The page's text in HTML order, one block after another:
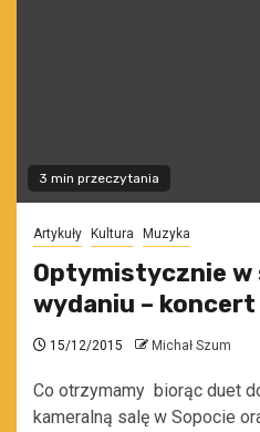
3 min przeczytania
Artykuły Kultura Muzyka
Optymistycznie w
wydaniu – koncert
15/12/2015 Michał Szum
Co otrzymamy biorąc duet
kameralną salę w Sopocie